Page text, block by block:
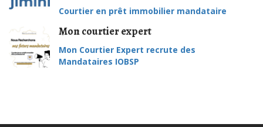
Courtier en prêt immobilier mandataire
Mon courtier expert
Mon Courtier Expert recrute des
Mandataires IOBSP